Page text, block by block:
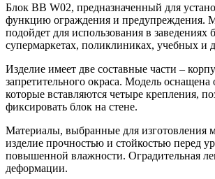
Блок BB W02, предназначенный для
функцию ограждения и предупреждения.
подойдет для использования в заведениях
супермаркетах, поликлиниках, учебных и
Изделие имеет две составные части –
запретительного окраса. Модель оснащена
которые вставляются четыре крепления,
фиксировать блок на стене.
Материалы, выбранные для изготовления
изделие прочностью и стойкостью перед
повышенной влажности. Оградительная
деформации.